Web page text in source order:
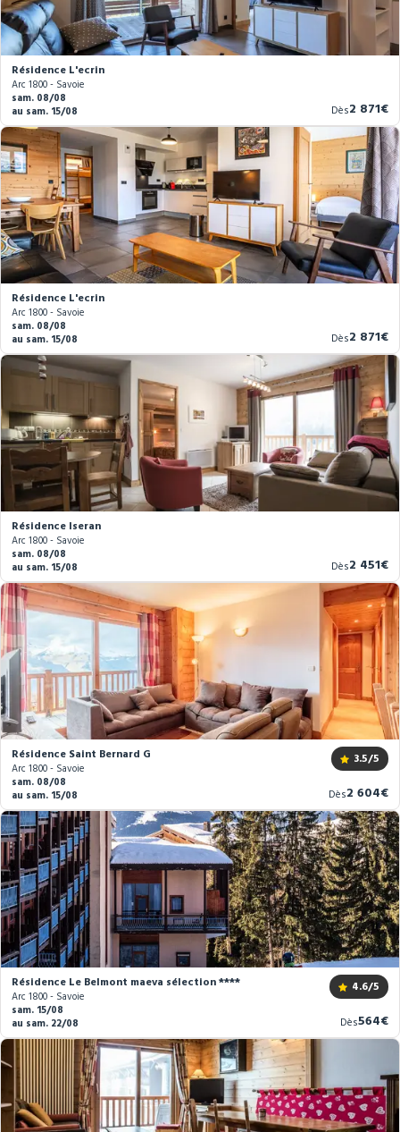
Résidence L'ecrin
Arc 1800 - Savoie
sam. 08/08
au sam. 15/08
DèsNouveau
prix
2 871€
Résidence L'ecrin
Arc 1800 - Savoie
sam. 08/08
au sam. 15/08
DèsNouveau
prix
2 871€
Résidence Iseran
Arc 1800 - Savoie
sam. 08/08
au sam. 15/08
DèsNouveau
prix
2 451€
Résidence Saint Bernard G
Arc 1800 - Savoie
3.5/5
sam. 08/08
au sam. 15/08
DèsNouveau
prix
2 604€
Résidence Le Belmont maeva sélection ****
Arc 1800 - Savoie
4.6/5
sam. 15/08
au sam. 22/08
Dès
prix
564€